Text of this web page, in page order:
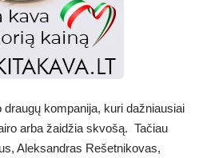
kompanija, kuri dažniausiai
arba žaidžia skvošą. Tačiau
Aleksandras Rešetnikovas,